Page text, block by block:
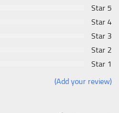
5 Star
4 Star
3 Star
2 Star
1 Star
(Add your review)